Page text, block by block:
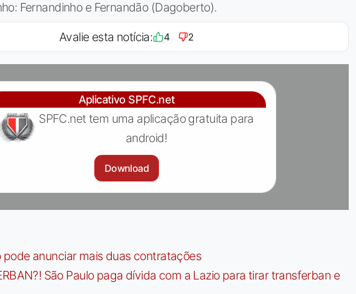
Fernandinho e Fernandão (Dagoberto).
Avalie esta notícia: 4 2
Aplicativo SPFC.net
SPFC.net tem uma aplicação gratuita para
android!
Download
pode anunciar mais duas contratações
São Paulo paga dívida com a Lazio para tirar transferban e